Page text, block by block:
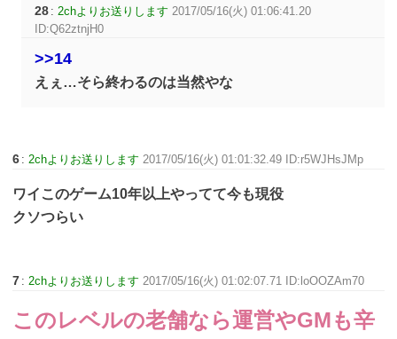
28 :2chよりお送りします 2017/05/16(火) 01:06:41.20
ID:Q62ztnjH0
>>14
えぇ…そら終わるのは当然やな
6 :2chよりお送りします 2017/05/16(火) 01:01:32.49 ID:r5WJHsJMp
ワイこのゲーム10年以上やってて今も現役
クソつらい
7 :2chよりお送りします 2017/05/16(火) 01:02:07.71 ID:loOOZAm70
このレベルの老舗なら運営やGMも辛